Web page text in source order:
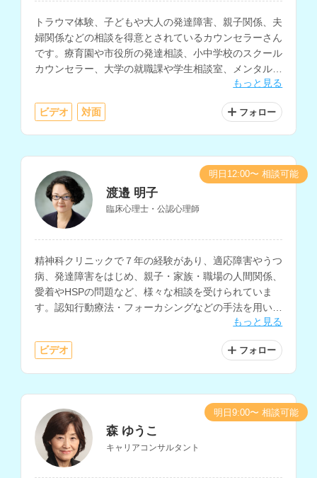
トラウマ体験、子どもや大人の発達障害、親子関係、夫
婦関係などの相談を得意とされているカウンセラーさん
です。療育園や市役所の発達相談、小中学校のスクール
カウンセラー、大学の就職課や学生相談室、メンタルク
もっと見る
ビデオ 対面 フォロー
渡邉 明子
臨床心理士・公認心理師
精神科クリニックで７年の経験があり、適応障害やうつ
病、発達障害をはじめ、親子・家族・職場の人間関係、
愛着やHSPの問題など、様々な相談を受けられていま
す。認知行動療法・フォーカシングなどの手法を用いて
自己理解を深めるサポートも行っておられます。もっと見る
ビデオ フォロー
明日12:00〜 相談可能
森 ゆうこ
キャリアコンサルタント
明日9:00〜 相談可能